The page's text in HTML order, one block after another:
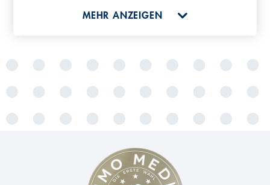
Periphere Nervenfeldstimulation
R
MEHR ANZEIGEN